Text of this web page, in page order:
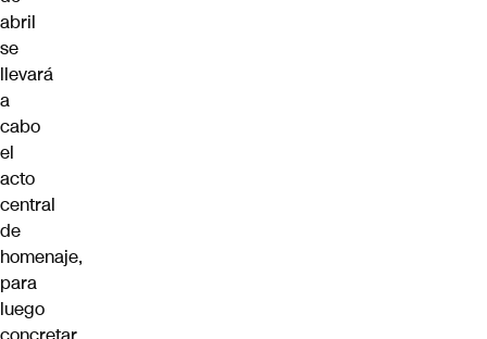
abril
se
llevará
a
cabo
el
acto
central
de
homenaje,
para
luego